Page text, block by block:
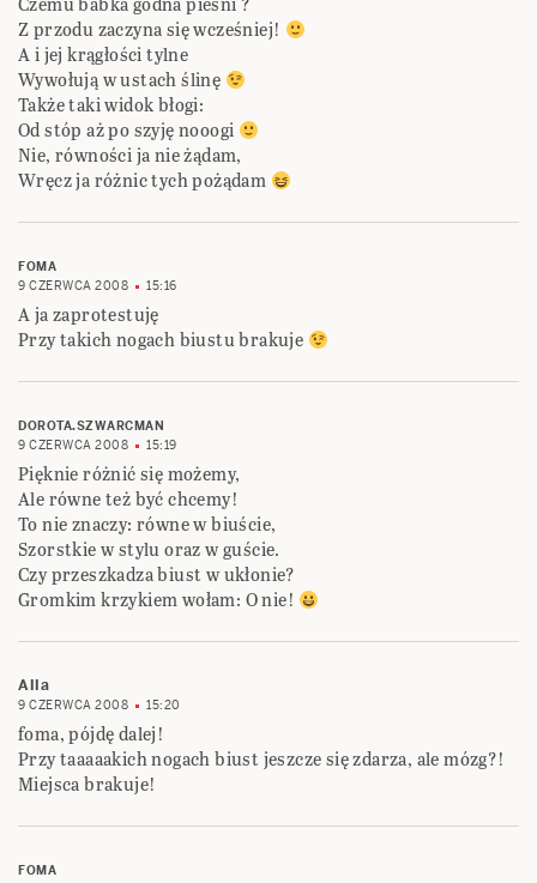
Z przodu zaczyna się wcześniej!
A i jej krągłości tylne
Wywołują w ustach ślinę
Także taki widok błogi:
Od stóp aż po szyję nooogi
Nie, równości ja nie żądam,
Wręcz ja różnic tych pożądam
FOMA
9 CZERWCA 2008
15:16
A ja zaprotestuję
Przy takich nogach biustu brakuje
DOROTA.SZWARCMAN
9 CZERWCA 2008
15:19
Pięknie różnić się możemy,
Ale równe też być chcemy!
To nie znaczy: równe w biuście,
Szorstkie w stylu oraz w guście.
Czy przeszkadza biust w ukłonie?
Gromkim krzykiem wołam: O nie!
Alla
9 CZERWCA 2008 15:20
foma, pójdę dalej!
Przy taaaaakich nogach biust jeszcze się zdarza, ale mózg?!
Miejsca brakuje!
FOMA